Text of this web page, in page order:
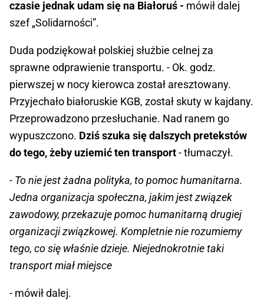
czasie jednak udam się na Białoruś - mówił dalej
szef „Solidarności”.
Duda podziękował polskiej służbie celnej za
sprawne odprawienie transportu. - Ok. godz.
pierwszej w nocy kierowca został aresztowany.
Przyjechało białoruskie KGB, został skuty w kajdany.
Przeprowadzono przesłuchanie. Nad ranem go
wypuszczono. Dziś szuka się dalszych pretekstów
do tego, żeby uziemić ten transport- tłumaczył.
- To nie jest żadna polityka, to pomoc humanitarna.
Jedna organizacja społeczna, jakim jest związek
zawodowy, przekazuje pomoc humanitarną drugiej
organizacji związkowej. Kompletnie nie rozumiemy
tego, co się właśnie dzieje. Niejednokrotnie taki
transport miał miejsce
- mówił dalej.